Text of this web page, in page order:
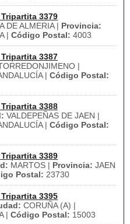
3379
DE ALMERIA | Provincia:
| Código Postal: 4003
3387
|
| Código Postal:
3388
VALDEPEÑAS DE JAEN |
| Código Postal:
3389
MARTOS | Provincia: JAEN
Postal: 23730
3395
CORUÑA (A) |
| Código Postal: 15003